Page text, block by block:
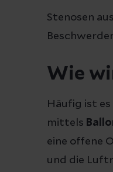
Stenosen
Wie
Häufig ist
mittels
eine offene
und die